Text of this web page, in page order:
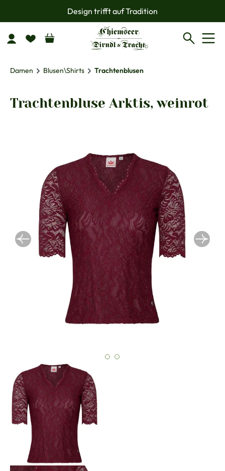
Zum Hauptinhalt springenDesign trifft auf Tradition
Damen Blusen\Shirts Trachtenblusen
Trachtenbluse Arktis, weinrot